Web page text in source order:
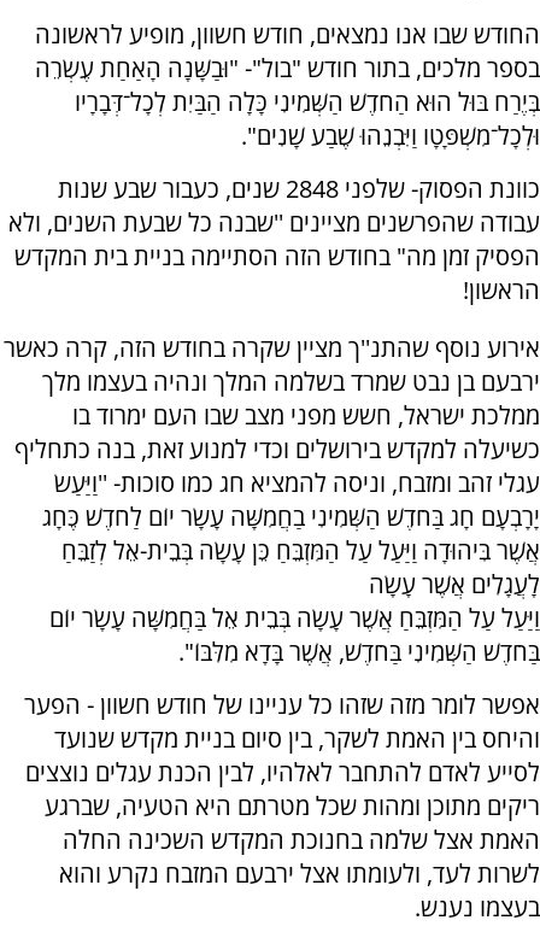
החודש שבו אנו נמצאים, חודש חשוון, מופיע לראשונה
בספר מלכים, בתור חודש "בול"- "וּבַשָּׁנָה הָאַחַת עֶשְׂרֵה
בְּיֶרַח בּוּל הוּא הַחֹדֶשׁ הַשְּׁמִינִי כָּלָה הַבַּיִת לְכָל־דְּבָרָיו
וּלְכָל־מִשְׁפָּטָו וַיִּבְנֵהוּ שֶׁבַע שָׁנִים".
כוונת הפסוק- שלפני 2848 שנים, כעבור שבע שנות
עבודה שהפרשנים מציינים ''שבנה כל שבעת השנים, ולא
הפסיק זמן מה" בחודש הזה הסתיימה בניית בית המקדש
הראשון!
אירוע נוסף שהתנ''ך מציין שקרה בחודש הזה, קרה כאשר
ירבעם בן נבט שמרד בשלמה המלך ונהיה בעצמו מלך
ממלכת ישראל, חשש מפני מצב שבו העם ימרוד בו
כשיעלה למקדש בירושלים וכדי למנוע זאת, בנה כתחליף
עגלי זהב ומזבח, וניסה להמציא חג כמו סוכות- ''וַיַּעַשׂ
יָרָבְעָם חָג בַּחֹדֶשׁ הַשְּׁמִינִי בַחֲמִשָּׁה עָשָׂר יוֹם לַחֹדֶשׁ כֶּחָג
אֲשֶׁר בִּיהוּדָה וַיַּעַל עַל הַמִּזְבֵּחַ כֵּן עָשָׂה בְּבֵית-אֵל לְזַבֵּחַ
לָעֲגָלִים אֲשֶׁר עָשָׂה
וַיַּעַל עַל הַמִּזְבֵּחַ אֲשֶׁר עָשָׂה בְּבֵית אֵל בַּחֲמִשָּׁה עָשָׂר יוֹם
בַּחֹדֶשׁ הַשְּׁמִינִי בַּחֹדֶשׁ, אֲשֶׁר בָּדָא מִלִּבּוֹ".
אפשר לומר מזה שזהו כל עניינו של חודש חשוון - הפער
והיחס בין האמת לשקר, בין סיום בניית מקדש שנועד
לסייע לאדם להתחבר לאלהיו, לבין הכנת עגלים נוצצים
ריקים מתוכן ומהות שכל מטרתם היא הטעיה, שברגע
האמת אצל שלמה בחנוכת המקדש השכינה החלה
לשרות לעד, ולעומתו אצל ירבעם המזבח נקרע והוא
בעצמו נענש.